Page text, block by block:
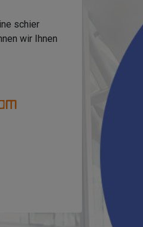
schier
wir Ihnen